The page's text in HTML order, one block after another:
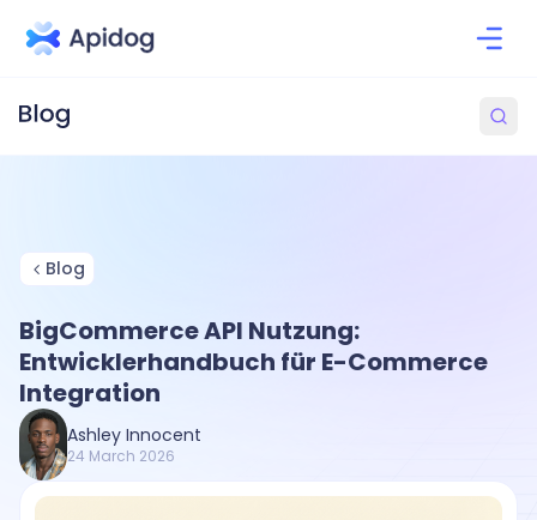
Blog
BigCommerce API Nutzung:
Entwicklerhandbuch für E-Commerce
Integration
Ashley Innocent
24 March 2026